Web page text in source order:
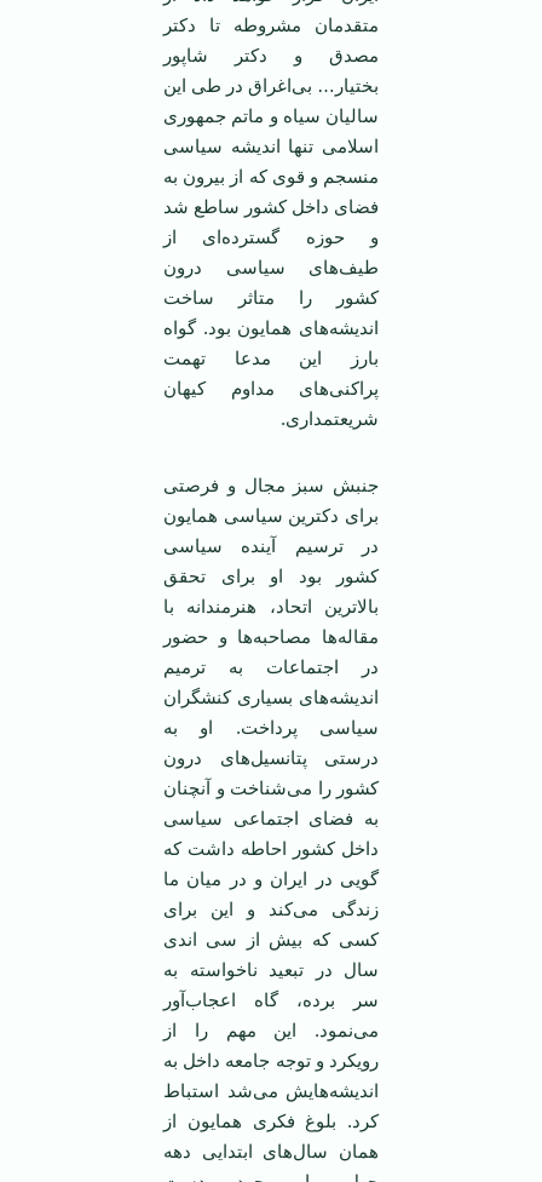
متقدمان مشروطه تا دکتر
مصدق و دکتر شاپور
بختیار… بی‌اغراق در طی این
سالیان سیاه و ماتم جمهوری
اسلامی تنها اندیشه سیاسی
منسجم و قوی که از بیرون به
فضای داخل کشور ساطع شد
و حوزه گسترده‌ای از
طیف‌های سیاسی درون
کشور را متاثر ساخت
اندیشه‌های همایون بود. گواه
بارز این مدعا تهمت
پراکنی‌های مداوم کیهان
شریعتمداری.
جنبش سبز مجال و فرصتی
برای دکترین سیاسی همایون
در ترسیم آینده سیاسی
کشور بود او برای تحقق
بالا‌ترین اتحاد، هنرمندانه با
مقاله‌ها مصاحبه‌ها و حضور
در اجتماعات به ترمیم
اندیشه‌های بسیاری کنشگران
سیاسی پرداخت. او به
درستی پتانسیل‌های درون
کشور را می‌شناخت و آنچنان
به فضای اجتماعی سیاسی
داخل کشور احاطه داشت که
گویی در ایران و در میان ما
زندگی می‌کند و این برای
کسی که بیش از سی اندی
سال در تبعید ناخواسته به
سر برده،‌ گاه اعجاب‌آور
می‌نمود. این مهم را از
رویکرد و توجه جامعه داخل به
اندیشه‌هایش می‌شد استباط
کرد. بلوغ فکری همایون از‌‌
همان سال‌های ابتدایی دهه